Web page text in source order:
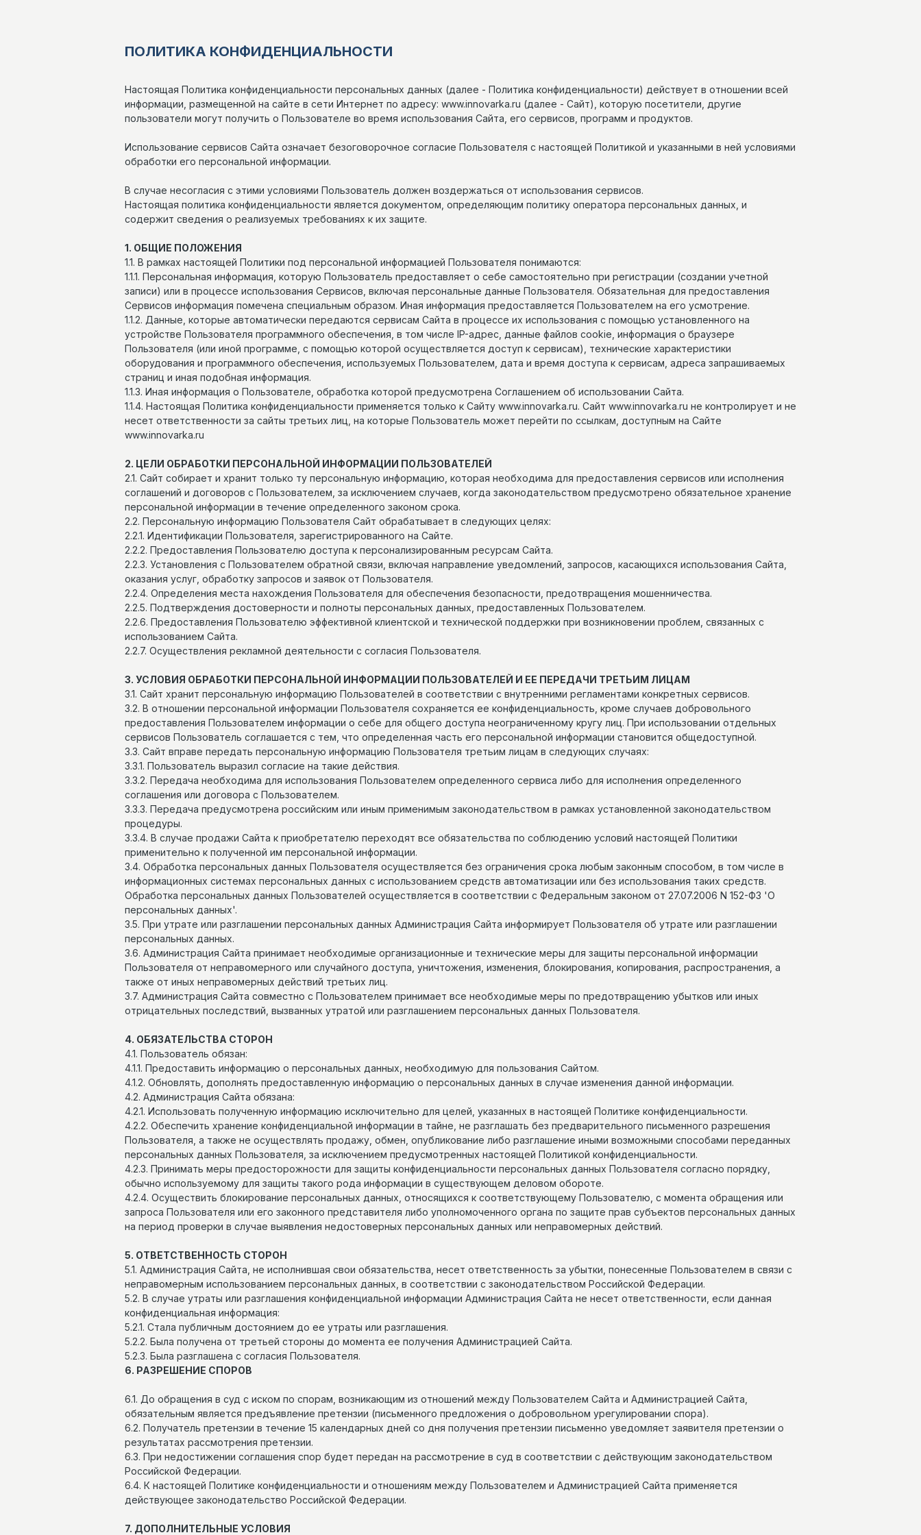
ПОЛИТИКА КОНФИДЕНЦИАЛЬНОСТИ
Настоящая Политика конфиденциальности персональных данных (далее - Политика конфиденциальности) действует в отношении всей
информации, размещенной на сайте в сети Интернет по адресу: www.innovarka.ru (далее - Сайт), которую посетители, другие
пользователи могут получить о Пользователе во время использования Сайта, его сервисов, программ и продуктов.
Использование сервисов Сайта означает безоговорочное согласие Пользователя с настоящей Политикой и указанными в ней условиями
обработки его персональной информации.
В случае несогласия с этими условиями Пользователь должен воздержаться от использования сервисов.
Настоящая политика конфиденциальности является документом, определяющим политику оператора персональных данных, и
содержит сведения о реализуемых требованиях к их защите.
1. ОБЩИЕ ПОЛОЖЕНИЯ
1.1. В рамках настоящей Политики под персональной информацией Пользователя понимаются:
1.1.1. Персональная информация, которую Пользователь предоставляет о себе самостоятельно при регистрации (создании учетной
записи) или в процессе использования Сервисов, включая персональные данные Пользователя. Обязательная для предоставления
Сервисов информация помечена специальным образом. Иная информация предоставляется Пользователем на его усмотрение.
1.1.2. Данные, которые автоматически передаются сервисам Сайта в процессе их использования с помощью установленного на
устройстве Пользователя программного обеспечения, в том числе IP-адрес, данные файлов cookie, информация о браузере
Пользователя (или иной программе, с помощью которой осуществляется доступ к сервисам), технические характеристики
оборудования и программного обеспечения, используемых Пользователем, дата и время доступа к сервисам, адреса запрашиваемых
страниц и иная подобная информация.
1.1.3. Иная информация о Пользователе, обработка которой предусмотрена Соглашением об использовании Сайта.
1.1.4. Настоящая Политика конфиденциальности применяется только к Сайту www.innovarka.ru. Сайт www.innovarka.ru не контролирует и не
несет ответственности за сайты третьих лиц, на которые Пользователь может перейти по ссылкам, доступным на Сайте
www.innovarka.ru
2. ЦЕЛИ ОБРАБОТКИ ПЕРСОНАЛЬНОЙ ИНФОРМАЦИИ ПОЛЬЗОВАТЕЛЕЙ
2.1. Сайт собирает и хранит только ту персональную информацию, которая необходима для предоставления сервисов или исполнения
соглашений и договоров с Пользователем, за исключением случаев, когда законодательством предусмотрено обязательное хранение
персональной информации в течение определенного законом срока.
2.2. Персональную информацию Пользователя Сайт обрабатывает в следующих целях:
2.2.1. Идентификации Пользователя, зарегистрированного на Сайте.
2.2.2. Предоставления Пользователю доступа к персонализированным ресурсам Сайта.
2.2.3. Установления с Пользователем обратной связи, включая направление уведомлений, запросов, касающихся использования Сайта,
оказания услуг, обработку запросов и заявок от Пользователя.
2.2.4. Определения места нахождения Пользователя для обеспечения безопасности, предотвращения мошенничества.
2.2.5. Подтверждения достоверности и полноты персональных данных, предоставленных Пользователем.
2.2.6. Предоставления Пользователю эффективной клиентской и технической поддержки при возникновении проблем, связанных с
использованием Сайта.
2.2.7. Осуществления рекламной деятельности с согласия Пользователя.
3. УСЛОВИЯ ОБРАБОТКИ ПЕРСОНАЛЬНОЙ ИНФОРМАЦИИ ПОЛЬЗОВАТЕЛЕЙ И ЕЕ ПЕРЕДАЧИ ТРЕТЬИМ ЛИЦАМ
3.1. Сайт хранит персональную информацию Пользователей в соответствии с внутренними регламентами конкретных сервисов.
3.2. В отношении персональной информации Пользователя сохраняется ее конфиденциальность, кроме случаев добровольного
предоставления Пользователем информации о себе для общего доступа неограниченному кругу лиц. При использовании отдельных
сервисов Пользователь соглашается с тем, что определенная часть его персональной информации становится общедоступной.
3.3. Сайт вправе передать персональную информацию Пользователя третьим лицам в следующих случаях:
3.3.1. Пользователь выразил согласие на такие действия.
3.3.2. Передача необходима для использования Пользователем определенного сервиса либо для исполнения определенного
соглашения или договора с Пользователем.
3.3.3. Передача предусмотрена российским или иным применимым законодательством в рамках установленной законодательством
процедуры.
3.3.4. В случае продажи Сайта к приобретателю переходят все обязательства по соблюдению условий настоящей Политики
применительно к полученной им персональной информации.
3.4. Обработка персональных данных Пользователя осуществляется без ограничения срока любым законным способом, в том числе в
информационных системах персональных данных с использованием средств автоматизации или без использования таких средств.
Обработка персональных данных Пользователей осуществляется в соответствии с Федеральным законом от 27.07.2006 N 152-ФЗ 'О
персональных данных'.
3.5. При утрате или разглашении персональных данных Администрация Сайта информирует Пользователя об утрате или разглашении
персональных данных.
3.6. Администрация Сайта принимает необходимые организационные и технические меры для защиты персональной информации
Пользователя от неправомерного или случайного доступа, уничтожения, изменения, блокирования, копирования, распространения, а
также от иных неправомерных действий третьих лиц.
3.7. Администрация Сайта совместно с Пользователем принимает все необходимые меры по предотвращению убытков или иных
отрицательных последствий, вызванных утратой или разглашением персональных данных Пользователя.
4. ОБЯЗАТЕЛЬСТВА СТОРОН
4.1. Пользователь обязан:
4.1.1. Предоставить информацию о персональных данных, необходимую для пользования Сайтом.
4.1.2. Обновлять, дополнять предоставленную информацию о персональных данных в случае изменения данной информации.
4.2. Администрация Сайта обязана:
4.2.1. Использовать полученную информацию исключительно для целей, указанных в настоящей Политике конфиденциальности.
4.2.2. Обеспечить хранение конфиденциальной информации в тайне, не разглашать без предварительного письменного разрешения
Пользователя, а также не осуществлять продажу, обмен, опубликование либо разглашение иными возможными способами переданных
персональных данных Пользователя, за исключением предусмотренных настоящей Политикой конфиденциальности.
4.2.3. Принимать меры предосторожности для защиты конфиденциальности персональных данных Пользователя согласно порядку,
обычно используемому для защиты такого рода информации в существующем деловом обороте.
4.2.4. Осуществить блокирование персональных данных, относящихся к соответствующему Пользователю, с момента обращения или
запроса Пользователя или его законного представителя либо уполномоченного органа по защите прав субъектов персональных данных
на период проверки в случае выявления недостоверных персональных данных или неправомерных действий.
5. ОТВЕТСТВЕННОСТЬ СТОРОН
5.1. Администрация Сайта, не исполнившая свои обязательства, несет ответственность за убытки, понесенные Пользователем в связи с
неправомерным использованием персональных данных, в соответствии с законодательством Российской Федерации.
5.2. В случае утраты или разглашения конфиденциальной информации Администрация Сайта не несет ответственности, если данная
конфиденциальная информация:
5.2.1. Стала публичным достоянием до ее утраты или разглашения.
5.2.2. Была получена от третьей стороны до момента ее получения Администрацией Сайта.
5.2.3. Была разглашена с согласия Пользователя.
6. РАЗРЕШЕНИЕ СПОРОВ
6.1. До обращения в суд с иском по спорам, возникающим из отношений между Пользователем Сайта и Администрацией Сайта,
обязательным является предъявление претензии (письменного предложения о добровольном урегулировании спора).
6.2. Получатель претензии в течение 15 календарных дней со дня получения претензии письменно уведомляет заявителя претензии о
результатах рассмотрения претензии.
6.3. При недостижении соглашения спор будет передан на рассмотрение в суд в соответствии с действующим законодательством
Российской Федерации.
6.4. К настоящей Политике конфиденциальности и отношениям между Пользователем и Администрацией Сайта применяется
действующее законодательство Российской Федерации.
7. ДОПОЛНИТЕЛЬНЫЕ УСЛОВИЯ
ПОЛИТИКА КОНФИДЕНЦИАЛЬНОСТИ